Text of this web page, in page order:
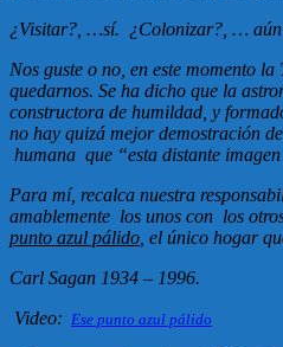
¿Visitar?, …sí. ¿Colonizar?, … aún
Nos guste o no, en este momento
quedarnos. Se ha dicho que la
constructora de humildad, y
no hay quizá mejor demostración
humana que “esta distante
Para mí, recalca nuestra
amablemente los unos con los
punto azul pálido , el único hogar
Carl Sagan 1934 – 1996.
Video: Ese punto azul pálido